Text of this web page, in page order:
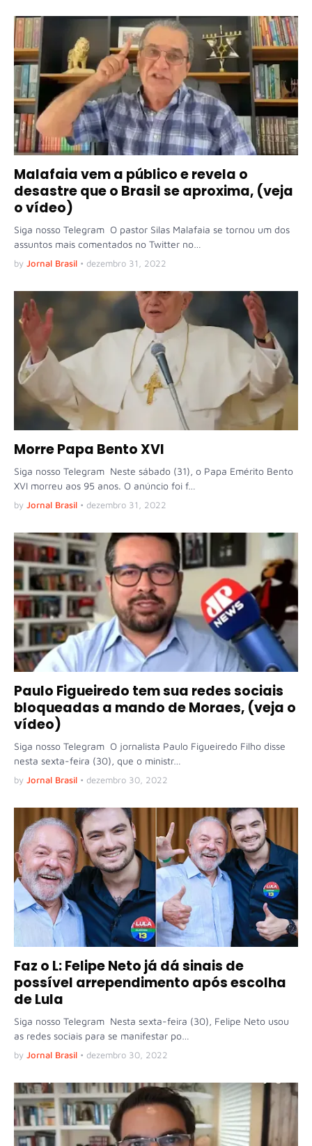
Malafaia vem a público e revela o
desastre que o Brasil se aproxima, (veja
o vídeo)
Siga nosso Telegram O pastor Silas Malafaia se tornou um dos
assuntos mais comentados no Twitter no…
by Jornal Brasil • dezembro 31, 2022
Morre Papa Bento XVI
Siga nosso Telegram Neste sábado (31), o Papa Emérito Bento
XVI morreu aos 95 anos. O anúncio foi f…
by Jornal Brasil • dezembro 31, 2022
Paulo Figueiredo tem sua redes sociais
bloqueadas a mando de Moraes, (veja o
vídeo)
Siga nosso Telegram O jornalista Paulo Figueiredo Filho disse
nesta sexta-feira (30), que o ministr…
by Jornal Brasil • dezembro 30, 2022
Faz o L: Felipe Neto já dá sinais de
possível arrependimento após escolha
de Lula
Siga nosso Telegram Nesta sexta-feira (30), Felipe Neto usou
as redes sociais para se manifestar po…
by Jornal Brasil • dezembro 30, 2022